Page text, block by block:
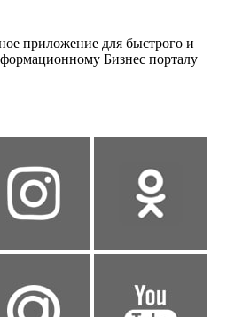
приложение для быстрого и
Бизнес порталу